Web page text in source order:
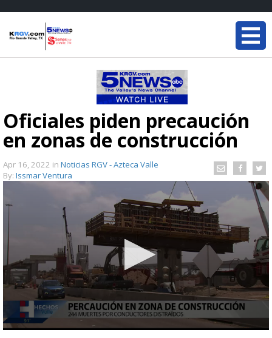
Oficiales piden precaución
en zonas de construcción
Apr 16, 2022 in Noticias RGV - Azteca Valle
By: Issmar Ventura